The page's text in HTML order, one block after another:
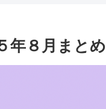
年８月まとめ